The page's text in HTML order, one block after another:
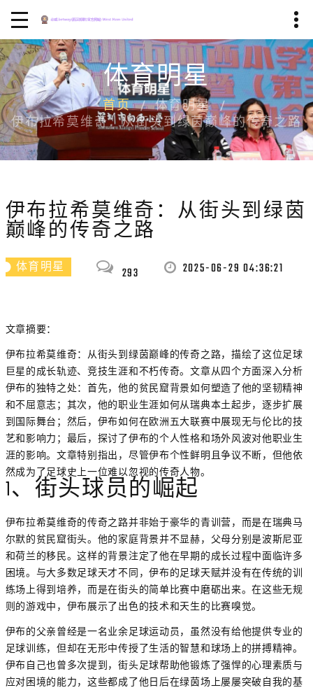
体育明星
首页
体育明星
伊布拉希莫维奇：从街头到绿茵巅峰的传奇之路
伊布拉希莫维奇：从街头到绿茵
巅峰的传奇之路
体育明星 293 2025-06-29 04:36:21
文章摘要：
伊布拉希莫维奇：从街头到绿茵巅峰的传奇之路，描绘了这位足球
巨星的成长轨迹、竞技生涯和不朽传奇。文章从四个方面深入分析
伊布的独特之处：首先，他的贫民窟背景如何塑造了他的坚韧精神
和不屈意志；其次，他的职业生涯如何从瑞典本土起步，逐步扩展
到国际舞台；然后，伊布如何在欧洲五大联赛中展现无与伦比的技
艺和影响力；最后，探讨了伊布的个人性格和场外风波对他职业生
涯的影响。文章特别指出，尽管伊布个性鲜明且争议不断，但他依
然成为了足球史上一位难以忽视的传奇人物。
1、街头球员的崛起
伊布拉希莫维奇的传奇之路并非始于豪华的青训营，而是在瑞典马
尔默的贫民窟街头。他的家庭背景并不显赫，父母分别是波斯尼亚
和荷兰的移民。这样的背景注定了他在早期的成长过程中面临许多
困境。与大多数足球天才不同，伊布的足球天赋并没有在传统的训
练场上得到培养，而是在街头的简单比赛中磨砺出来。在这些无规
则的游戏中，伊布展示了出色的技术和天生的比赛嗅觉。
伊布的父亲曾经是一名业余足球运动员，虽然没有给他提供专业的
足球训练，但却在无形中传授了生活的智慧和球场上的拼搏精神。
伊布自己也曾多次提到，街头足球帮助他锻炼了强悍的心理素质与
应对困境的能力，这些都成了他日后在绿茵场上屡屡突破自我的基